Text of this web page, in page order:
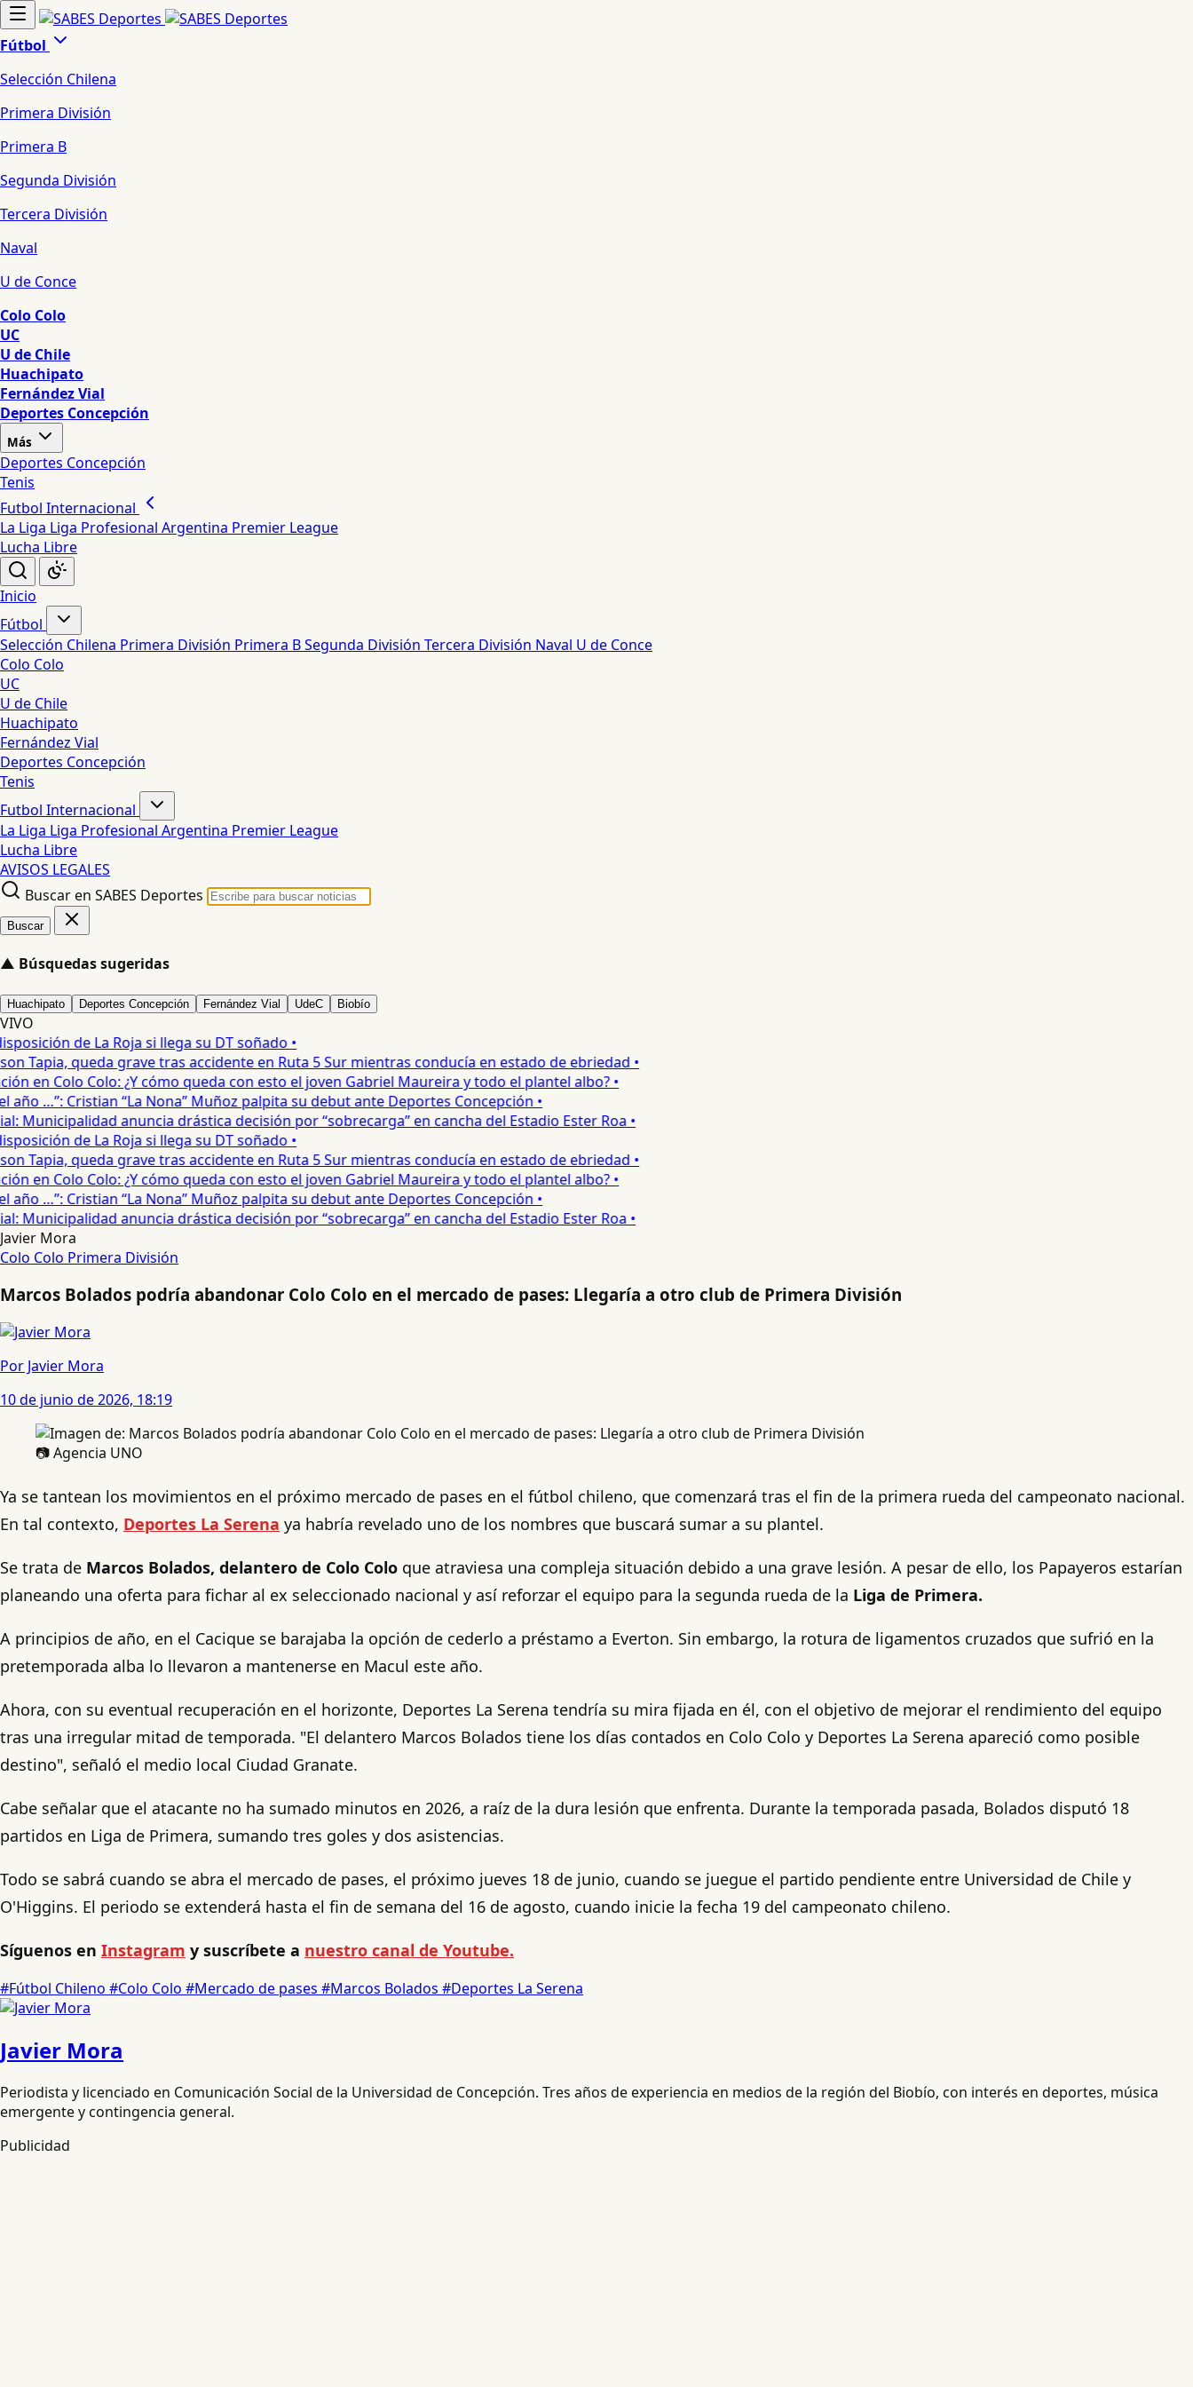
Fútbol
Selección Chilena
Primera División
Primera B
Segunda División
Tercera División
Naval
U de Conce
Colo Colo
UC
U de Chile
Huachipato
Fernández Vial
Deportes Concepción
Más
Deportes Concepción
Tenis
Futbol Internacional
La Liga Liga Profesional Argentina Premier League
Lucha Libre
Inicio
Fútbol
Selección Chilena Primera División Primera BSegunda División Tercera División Naval U de Conce
Colo Colo
UC
U de Chile
Huachipato
Fernández Vial
Deportes Concepción
Tenis
Futbol Internacional
La Liga Liga Profesional Argentina Premier League
Lucha Libre
AVISOS LEGALES
Buscar en SABES Deportes
Buscar
▲ Búsquedas sugeridas
Huachipato Deportes Concepción Fernández Vial UdeC Biobío
VIVO
de La Roja si llega su DT soñado •
Tapia, queda grave tras accidente en Ruta 5 Sur mientras conducía en estado de ebriedad •
en Colo Colo: ¿Y cómo queda con esto el joven Gabriel Maureira y todo el plantel albo? •
…”: Cristian “La Nona” Muñoz palpita su debut ante Deportes Concepción •
Municipalidad anuncia drástica decisión por “sobrecarga” en cancha del Estadio Ester Roa •
de La Roja si llega su DT soñado •
Tapia, queda grave tras accidente en Ruta 5 Sur mientras conducía en estado de ebriedad •
en Colo Colo: ¿Y cómo queda con esto el joven Gabriel Maureira y todo el plantel albo? •
…”: Cristian “La Nona” Muñoz palpita su debut ante Deportes Concepción •
Municipalidad anuncia drástica decisión por “sobrecarga” en cancha del Estadio Ester Roa •
Javier Mora
Colo Colo Primera División
Marcos Bolados podría abandonar Colo Colo en el mercado de pases: Llegaría a otro club de Primera División
Por Javier Mora
10 de junio de 2026, 18:19
📷 Agencia UNO
Ya se tantean los movimientos en el próximo mercado de pases en el fútbol chileno, que comenzará tras el fin de la primera rueda del campeonato nacional.
En tal contexto, Deportes La Serena ya habría revelado uno de los nombres que buscará sumar a su plantel.
Se trata de Marcos Bolados, delantero de Colo Colo que atraviesa una compleja situación debido a una grave lesión. A pesar de ello, los Papayeros estarían
planeando una oferta para fichar al ex seleccionado nacional y así reforzar el equipo para la segunda rueda de la Liga de Primera.
A principios de año, en el Cacique se barajaba la opción de cederlo a préstamo a Everton. Sin embargo, la rotura de ligamentos cruzados que sufrió en la
pretemporada alba lo llevaron a mantenerse en Macul este año.
Ahora, con su eventual recuperación en el horizonte, Deportes La Serena tendría su mira fijada en él, con el objetivo de mejorar el rendimiento del equipo
tras una irregular mitad de temporada. "El delantero Marcos Bolados tiene los días contados en Colo Colo y Deportes La Serena apareció como posible
destino", señaló el medio local Ciudad Granate.
Cabe señalar que el atacante no ha sumado minutos en 2026, a raíz de la dura lesión que enfrenta. Durante la temporada pasada, Bolados disputó 18
partidos en Liga de Primera, sumando tres goles y dos asistencias.
Todo se sabrá cuando se abra el mercado de pases, el próximo jueves 18 de junio, cuando se juegue el partido pendiente entre Universidad de Chile y
O'Higgins. El periodo se extenderá hasta el fin de semana del 16 de agosto, cuando inicie la fecha 19 del campeonato chileno.
Síguenos en Instagram y suscríbete a nuestro canal de Youtube.
#Fútbol Chileno #Colo Colo #Mercado de pases #Marcos Bolados #Deportes La Serena
Javier Mora
Periodista y licenciado en Comunicación Social de la Universidad de Concepción. Tres años de experiencia en medios de la región del Biobío, con interés en deportes, música
emergente y contingencia general.
Publicidad